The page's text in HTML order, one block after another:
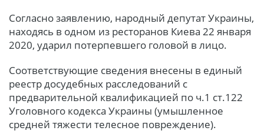
Согласно заявлению, народный депутат Украины,
находясь в одном из ресторанов Киева 22 января
2020, ударил потерпевшего головой в лицо.
Соответствующие сведения внесены в единый
реестр досудебных расследований с
предварительной квалификацией по ч.1 ст.122
Уголовного кодекса Украины (умышленное
средней тяжести телесное повреждение).